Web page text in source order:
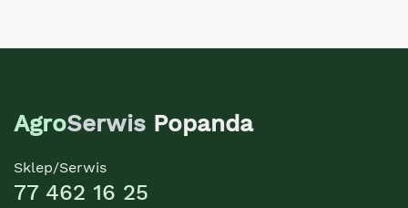
AgroSerwis Popanda
Sklep/Serwis
77 462 16 25